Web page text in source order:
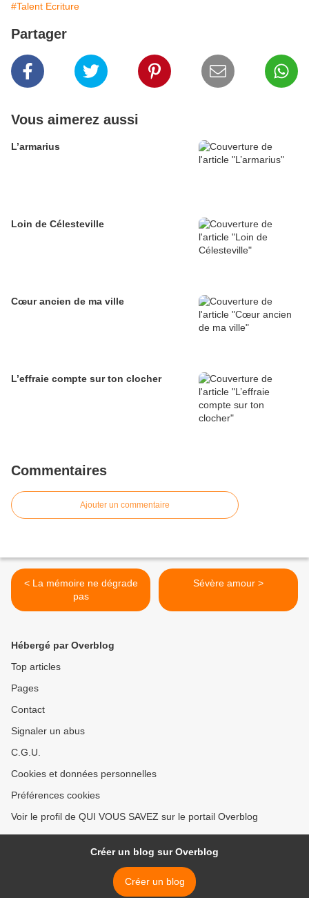
#Talent Ecriture
Partager
Vous aimerez aussi
L’armarius
Loin de Célesteville
Cœur ancien de ma ville
L’effraie compte sur ton clocher
Commentaires
Ajouter un commentaire
< La mémoire ne dégrade
pas
Sévère amour >
Hébergé par Overblog
Top articles
Pages
Contact
Signaler un abus
C.G.U.
Cookies et données personnelles
Préférences cookies
Voir le profil de QUI VOUS SAVEZ sur le portail Overblog
Créer un blog sur Overblog
Créer un blog